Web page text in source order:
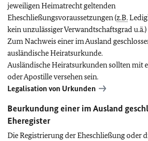
jeweiligen Heimatrecht geltenden
Eheschließungsvoraussetzungen (z.B.
kein unzulässiger Verwandtschaftsgrad
Zum Nachweis einer im Ausland
ausländische Heiratsurkunde.
Ausländische Heiratsurkunden sollten mit
oder Apostille versehen sein.
Legalisation von Urkunden
Beurkundung einer im Ausland
Eheregister
Die Registrierung der Eheschließung oder